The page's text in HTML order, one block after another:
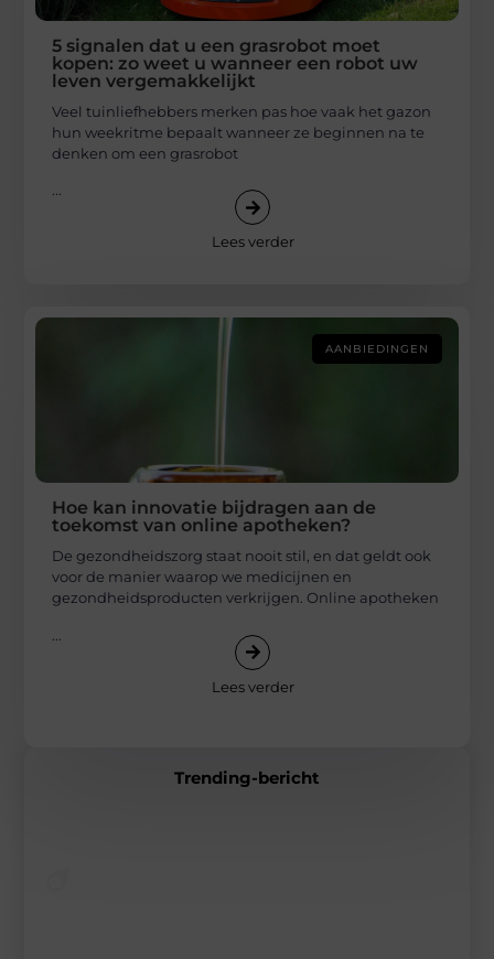
Trending-bericht
5 signalen dat u een grasrobot moet
kopen: zo weet u wanneer een robot uw
leven vergemakkelijkt
Veel tuinliefhebbers merken pas hoe vaak het gazon
hun weekritme bepaalt wanneer ze beginnen na te
denken om een grasrobot
...
Lees verder
AANBIEDINGEN
Hoe kan innovatie bijdragen aan de
toekomst van online apotheken?
De gezondheidszorg staat nooit stil, en dat geldt ook
voor de manier waarop we medicijnen en
gezondheidsproducten verkrijgen. Online apotheken
Lees verder